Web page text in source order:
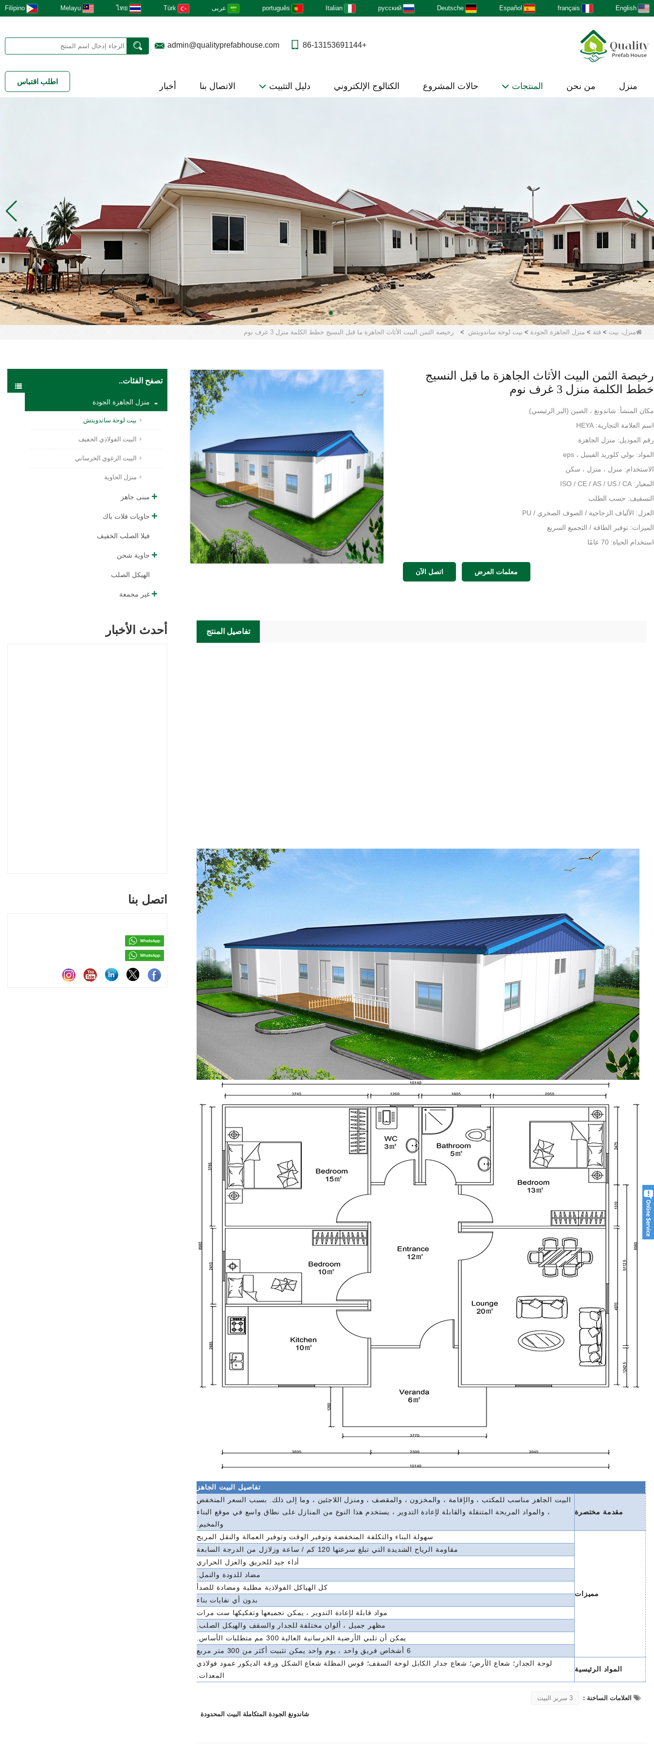
English
français
Español
Deutsche
русский
Italian
português عربى Türk
ไทย
Melayu
Filipino
+86-13153691144
admin@qualityprefabhouse.com
منزل من نحن المنتجات حالات المشروع الكتالوج الإلكتروني دليل التثبيت الاتصال بنا أخبار اطلب اقتباس
منزل، بيت > فئة > منزل الجاهزة الجودة > بيت لوحة ساندويتش > رخيصة الثمن البيت الأثاث الجاهزة ما قبل النسيج خطط الكلمة منزل 3 غرف نوم
تصفح الفئات..
منزل الجاهزة الجودة
بيت لوحة ساندويتش
البيت الفولاذي الخفيف
البيت الرغوي الخرساني
منزل الحاوية
مبنى جاهز
حاويات فلات باك
فيلا الصلب الخفيف
حاوية شحن
الهيكل الصلب
غير مجمعة
أحدث الأخبار
اتصل بنا
رخيصة الثمن البيت الأثاث الجاهزة ما قبل النسيج
خطط الكلمة منزل 3 غرف نوم
مكان المنشأ: شاندونغ ، الصين (البر الرئيسي)
اسم العلامة التجارية: HEYA
رقم الموديل: منزل الجاهزة
المواد: بولي كلوريد الفينيل ، eps
الاستخدام: منزل ، منزل ، سكن
المعيار: ISO / CE / AS / US / CA
التسقيف: حسب الطلب
العزل: الألياف الزجاجية / الصوف الصخري / PU
الميزات: توفير الطاقة / التجميع السريع
استخدام الحياة: 70 عامًا
معلمات العرض
اتصل الآن
تفاصيل المنتج
تفاصيل البيت الجاهز
مقدمة مختصرة
البيت الجاهز مناسب للمكتب ، والإقامة ، والمخزون ، والمقصف ، ومنزل اللاجئين ، وما إلى ذلك. بسبب السعر المنخفض
، والمواد المريحة المتنقلة والقابلة لإعادة التدوير ، يستخدم هذا النوع من المنازل على نطاق واسع في موقع البناء
والمخيم.
مميزات
سهولة البناء والتكلفة المنخفضة وتوفير الوقت وتوفير العمالة والنقل المريح
مقاومة الرياح الشديدة التي تبلغ سرعتها 120 كم / ساعة وزلازل من الدرجة السابعة
أداء جيد للحريق والعزل الحراري
مضاد للدودة والنمل.
كل الهياكل الفولاذية مطلية ومضادة للصدأ
بدون أي نفايات بناء
مواد قابلة لإعادة التدوير ، يمكن تجميعها وتفكيكها ست مرات
مظهر جميل ، ألوان مختلفة للجدار والسقف والهيكل الصلب.
يمكن أن تلبي الأرضية الخرسانية العالية 300 مم متطلبات الأساس.
6 أشخاص فريق واحد ، يوم واحد يمكن تثبيت أكثر من 300 متر مربع
المواد الرئيسية
لوحة الجدار؛ شعاع الأرض؛ شعاع جدار الكابل لوحة السقف؛ قوس المظلة شعاع الشكل ورقة الديكور عمود فولاذي
المعدات.
العلامات الساخنة : 3 سرير البيت
شاندونغ الجودة المتكاملة البيت المحدودة